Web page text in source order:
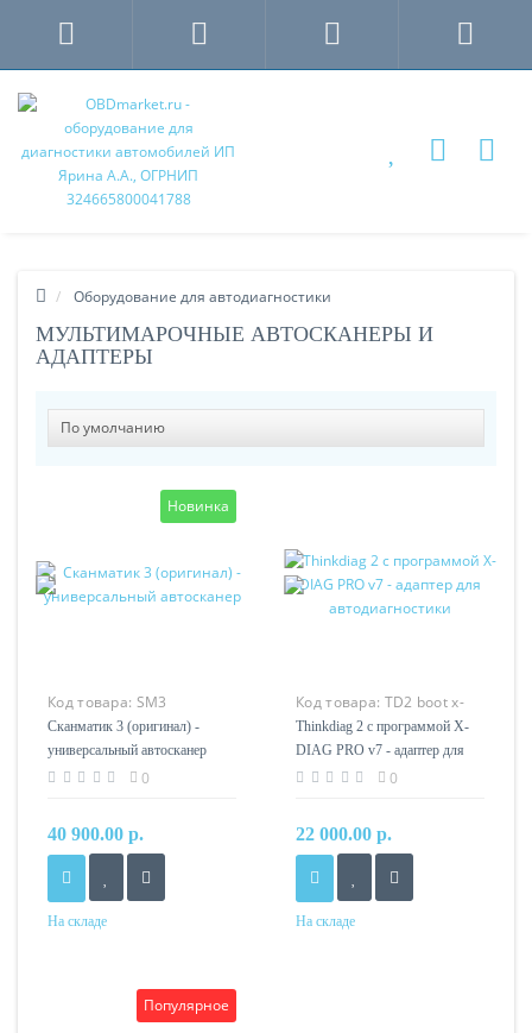
Оборудование для автодиагностики
МУЛЬТИМАРОЧНЫЕ АВТОСКАНЕРЫ И
АДАПТЕРЫ
Новинка
Код товара: SM3
Сканматик 3 (оригинал) -
универсальный автосканер
0
40 900.00 р.
На складе
Код товара: TD2 boot x-
diag
Thinkdiag 2 с программой X-
DIAG PRO v7 - адаптер для
автодиагностики0
22 000.00 р.
На складе
Популярное